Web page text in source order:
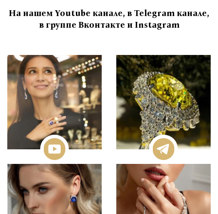
На нашем Youtube канале, в Telegram канале,
в группе Вконтакте и Instagram